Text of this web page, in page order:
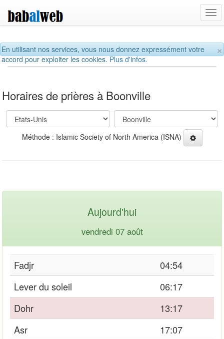
×
En utilisant nos services, vous nous donnez expressément votre
accord pour exploiter les cookies.Plus d'infos.
Horaires de prières à Boonville
Méthode : Islamic Society of North America (ISNA)
Aujourd'hui
vendredi 07 août
Fadjr
04:54
Lever du soleil
06:17
Dohr
13:17
Asr
17:07